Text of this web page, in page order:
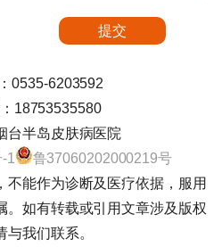
0535-6203592
18753535580
台半岛皮肤病医院
1
鲁37060202000219号
不能作为诊断及医疗依据，服用
。如有转载或引用文章涉及版权
与我们联系。